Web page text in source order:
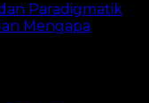
Paradigmatik
Mengapa